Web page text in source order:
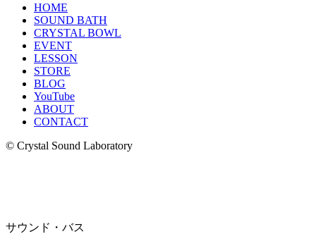
HOME
SOUND BATH
CRYSTAL BOWL
EVENT
LESSON
STORE
BLOG
YouTube
ABOUT
CONTACT
© Crystal Sound Laboratory
サウンド・バス